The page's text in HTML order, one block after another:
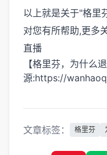
以上就是关于"格里
对您有所帮助,更多
直播
【格里芬，为什么
源:https://
文章标签： 格里芬